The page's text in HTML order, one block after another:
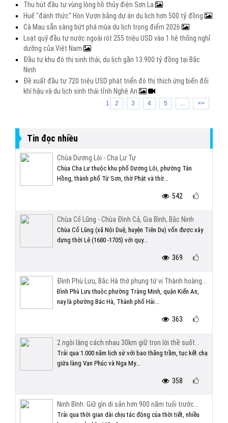
Thu hút đầu tư vùng lòng hồ thủy điện Sơn La
Huế "đánh thức" Hòn Vượn bằng dự án du lịch hơn 500 tỷ đồng
Cà Mau sẵn sàng bứt phá mùa du lịch trọng điểm 2026
Loạt quỹ đầu tư nước ngoài rót 255 triệu USD vào 1 hệ thống nghỉ
dưỡng của Việt Nam
Đầu tư khu đô thị sinh thái, du lịch gần 13.900 tỷ đồng tại Bắc
Ninh
Đề xuất đầu tư 720 triệu USD phát triển đô thị thích ứng biến đổi
khí hậu và du lịch sinh thái tỉnh Nghệ An
1 2 3 4 5 ... >>
Tin đọc nhiều
Chùa Dương Lôi - Cha Lư Tự
Chùa Cha Lư thuộc khu phố Dương Lôi, phường Tân
Hồng, thành phố Từ Sơn, thờ Phật và thờ...
542
Chùa Cổ Lũng - Chùa Đình Cả, Gia Bình, Bắc Ninh
Chùa Cổ Lũng (xã Nội Duệ, huyện Tiên Du) vốn được xây
dựng thời Lê (1680 -1705) với quy...
369
Đình Phù Lưu, Bắc Hà thờ phụng tứ vị Thành hoàng...
Đình Phù Lưu thuộc phường Tràng Minh, quận Kiến An,
nay là phường Bắc Hà, Thành phố Hải...
363
2 ngôi làng cách nhau 30km giữ trọn lời thề suốt...
Trải qua 1.000 năm lịch sử với bao thăng trầm, tục kết chạ
giữa làng Vạn Phúc và Nga My...
358
Ninh Bình: Giữ gìn di sản hơn 900 năm tuổi trước...
Trải qua thời gian dài chịu tác động của thời tiết, nhiều